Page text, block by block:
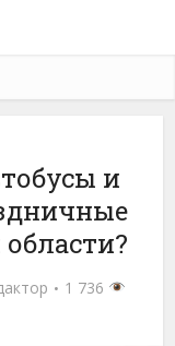
и
1 736